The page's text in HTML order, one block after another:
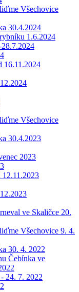
Všechovice
30.4.2024
1.6.2024
16.11.2024
Všechovice
30.4.2023
2023
ve Skaličce 20.
Všechovice 9. 4.
30. 4. 2022
Čebínka ve
24. 7. 2022